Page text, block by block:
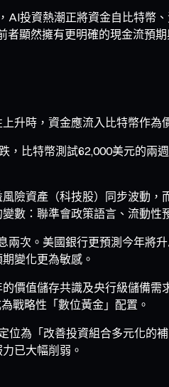
投資熱潮正將資金自比特幣
顯然擁有更明確的現金流預期
升時，資金應流入比特幣作為
比特幣測試62,000美元的兩
險資產（科技股）同步波動
：聯準會政策語言、流動性
次。美國銀行更預測今年將
變化更為敏感。
價值儲存共識及央行級儲備
戰略性「數位黃金」配置。
為「改善投資組合多元化的
已大幅削弱。